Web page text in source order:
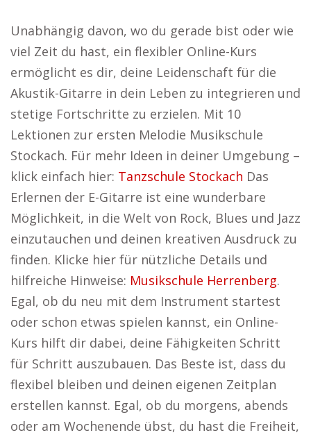
Unabhängig davon, wo du gerade bist oder wie
viel Zeit du hast, ein flexibler Online-Kurs
ermöglicht es dir, deine Leidenschaft für die
Akustik-Gitarre in dein Leben zu integrieren und
stetige Fortschritte zu erzielen. Mit 10
Lektionen zur ersten Melodie Musikschule
Stockach. Für mehr Ideen in deiner Umgebung –
klick einfach hier: Tanzschule Stockach Das
Erlernen der E-Gitarre ist eine wunderbare
Möglichkeit, in die Welt von Rock, Blues und Jazz
einzutauchen und deinen kreativen Ausdruck zu
finden. Klicke hier für nützliche Details und
hilfreiche Hinweise: Musikschule Herrenberg.
Egal, ob du neu mit dem Instrument startest
oder schon etwas spielen kannst, ein Online-
Kurs hilft dir dabei, deine Fähigkeiten Schritt
für Schritt auszubauen. Das Beste ist, dass du
flexibel bleiben und deinen eigenen Zeitplan
erstellen kannst. Egal, ob du morgens, abends
oder am Wochenende übst, du hast die Freiheit,